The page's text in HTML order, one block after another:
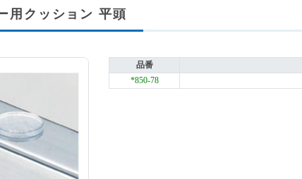
用クッション 平頭
品番
*850-78